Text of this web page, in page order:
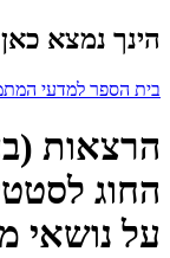
הינך נמצא כאן
בית הספר למדעי
הרצאות
החוג
על נושאי